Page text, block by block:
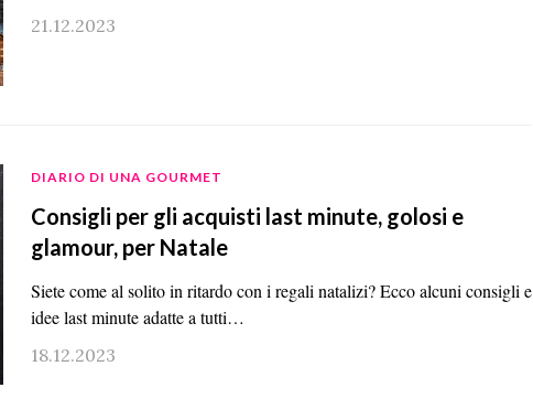
21.12.2023
DIARIO DI UNA GOURMET
Consigli per gli acquisti last minute, golosi e
glamour, per Natale
Siete come al solito in ritardo con i regali natalizi? Ecco alcuni consigli e
idee last minute adatte a tutti…
18.12.2023